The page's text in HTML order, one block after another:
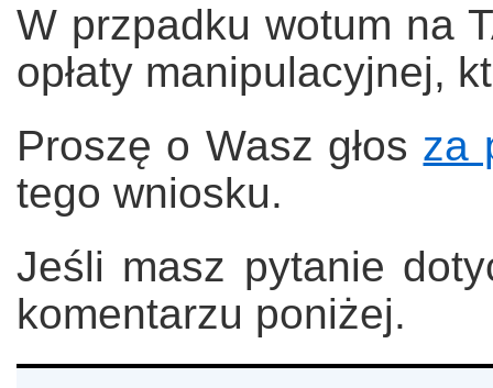
W przpadku wotum na
opłaty manipulacyjnej,
Proszę o Wasz głos za
tego wniosku.
Jeśli masz pytanie
komentarzu poniżej.